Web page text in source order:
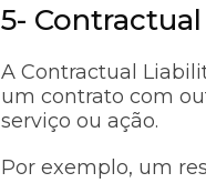
5-
A Contractual
um contrato com
serviço ou ação.
Por exemplo, um